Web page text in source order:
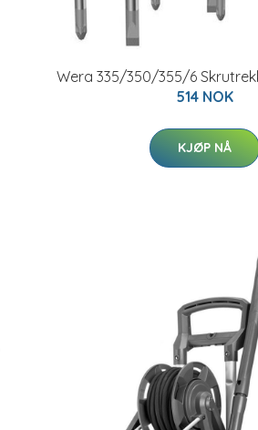
Wera 335/350/355/6
514 NOK
KJØP NÅ